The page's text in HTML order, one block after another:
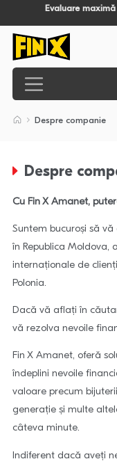
Evaluare
Despre companie
Despre
Cu Fin X Amanet,
Suntem bucuroși să
în Republica Moldova,
internaționale de
Polonia.
Dacă vă aflați în
vă rezolva nevoile
Fin X Amanet, oferă
îndeplini nevoile
valoare precum
generație și multe
câteva minute.
Indiferent dacă aveți